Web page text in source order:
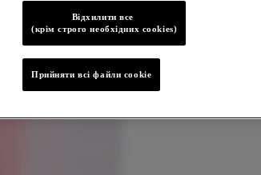
Відхилити все
(крім строго необхідних cookies)
Прийняти всі файли сookie